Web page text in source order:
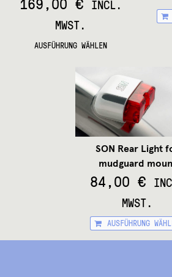
INCL.
MWST.
AUSFÜHRUNG WÄHLEN
mehrere
Varianten
auf.
Die
Optionen
können
auf
der
gewählt
werden
SON Rear Light
mudguard
84,00 €
MWST.
AUSFÜHRUNG